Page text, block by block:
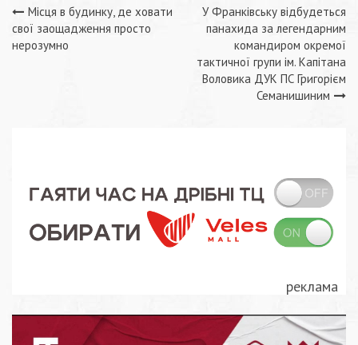
Навігація
записів
Місця в будинку, де ховати
свої заощадження просто
нерозумно
У Франківську відбудеться
панахида за легендарним
командиром окремої
тактичної групи ім. Капітана
Воловика ДУК ПС Григорієм
Семанишиним